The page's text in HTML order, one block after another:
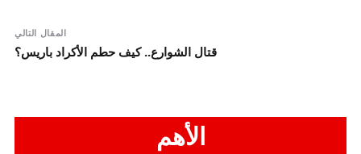
المقال التالي
قتال الشوارع.. كيف حطم الأكراد باريس؟
الأهم